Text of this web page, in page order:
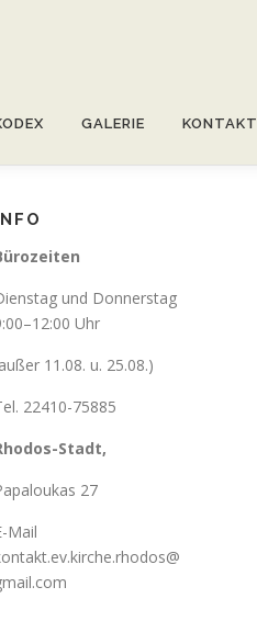
GALERIE KONTAKT
und Donnerstag
Uhr
11.08. u. 25.08.)
22410-75885
Stadt,
27
Mail